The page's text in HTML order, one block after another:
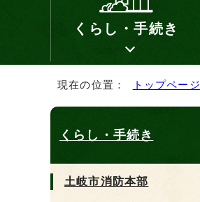
くらし・手続き
現在の位置： トップページ
くらし・手続き
土岐市消防本部